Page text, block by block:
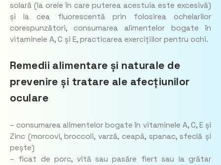
solară (la orele în care puterea acestuia este excesivă)
și la cea fluorescentă prin folosirea ochelarilor
corespunzători, consumarea alimentelor bogate în
vitaminele A, C și E, practicarea exercițiilor pentru ochi.
Remedii alimentare și naturale de
prevenire și tratare ale afecțiunilor
oculare
– consumarea alimentelor bogate în vitaminele A, C, E și
Zinc (morcovi, broccoli, varză, ceapă, spanac, sfeclă și
pește)
– ficat de porc, vită sau pasăre fiert sau la grătar